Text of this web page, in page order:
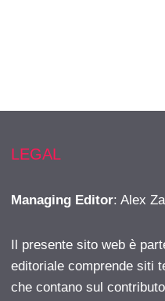
LEGAL
Managing Editor: Alex
Il presente sito web è
editoriale comprende siti
che contano sul